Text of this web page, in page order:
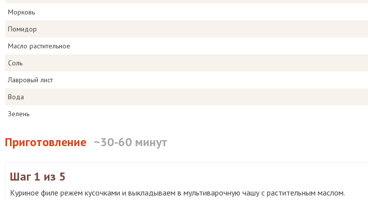
Морковь
Помидор
Масло растительное
Соль
Лавровый лист
Вода
Зелень
Приготовление ~30-60 минут
Шаг 1 из 5
Куриное филе режем кусочками и выкладываем в мультиварочную чашу с растительным маслом.